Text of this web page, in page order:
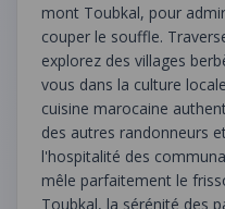
mont Toubkal, pour
couper le souffle.
explorez des villages
vous dans la culture
cuisine marocaine
des autres randonneurs
l'hospitalité des
mêle parfaitement le
Toubkal, la sérénité des